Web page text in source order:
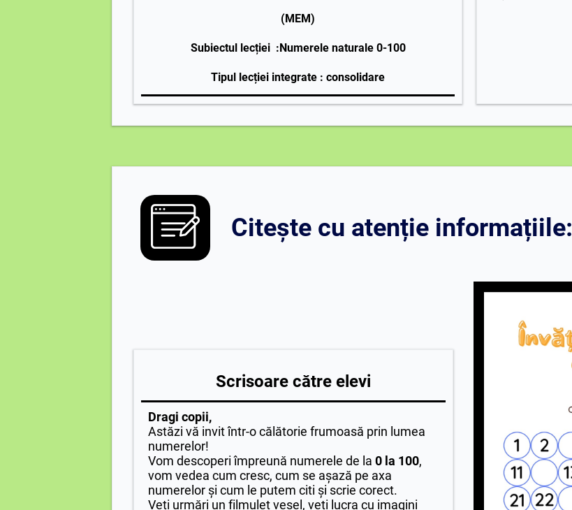
(MEM)
Subiectul lecției :Numerele naturale 0-100
Tipul lecției integrate : consolidare
Citește cu atenție informațiile:
Scrisoare către elevi
Dragi copii,
Astăzi vă invit într-o călătorie frumoasă prin lumea
numerelor!
Vom descoperi împreună numerele de la 0 la 100,
vom vedea cum cresc, cum se așază pe axa
numerelor și cum le putem citi și scrie corect.
Veți urmări un filmuleț vesel, veți lucra cu imagini